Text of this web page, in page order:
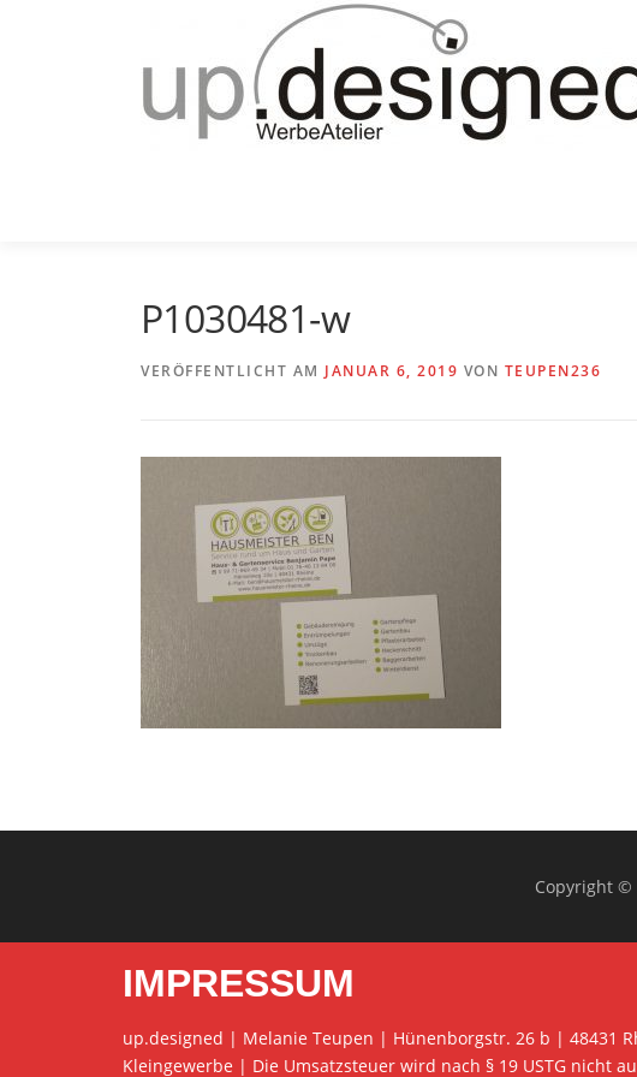
P1030481-w
VERÖFFENTLICHT AM JANUAR 6, 2019 VON TEUPEN236
Copyright ©
IMPRESSUM
up.designed | Melanie Teupen | Hünenborgstr. 26 b | 48431
Kleingewerbe | Die Umsatzsteuer wird nach § 19 USTG nicht